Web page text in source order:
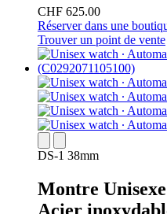
CHF 625.00
Réserver dans une
Trouver un point de vente
DS-1 38mm
Montre Unisexe